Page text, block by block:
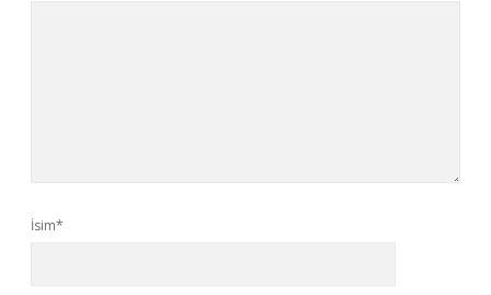
İsim*